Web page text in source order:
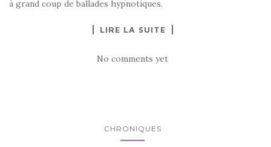
à grand coup de ballades hypnotiques.
LIRE LA SUITE
No comments yet
CHRONIQUES